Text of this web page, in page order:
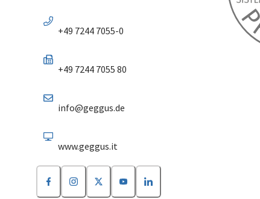
+49 7244 7055-0
+49 7244 7055 80
info@geggus.de
www.geggus.it